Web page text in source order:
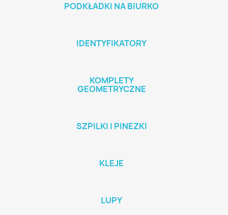
PODKŁADKI NA BIURKO
IDENTYFIKATORY
KOMPLETY
GEOMETRYCZNE
SZPILKI I PINEZKI
KLEJE
LUPY